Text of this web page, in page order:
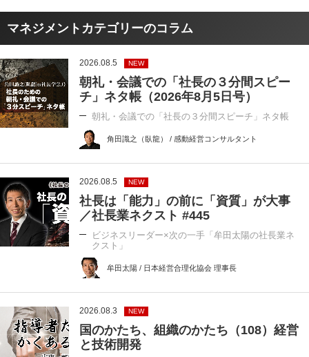
マネジメントカテゴリーのコラム
2026.08.5 NEW
朝礼・会議での「社長の３分間スピー
チ」ネタ帳（2026年8月5日号）
朝礼・会議での「社長の３分間スピーチ」ネタ帳
角田識之（臥龍） / 感動経営コンサルタント
2026.08.5 NEW
社長は「能力」の前に「資質」が大事
／社長業ネクスト #445
ビジネスリーダー×次の一手「牟田太陽の社長業ネ
クスト」
牟田太陽 / 日本経営合理化協会 理事長
2026.08.3 NEW
国のかたち、組織のかたち（108）経営
と技術開発